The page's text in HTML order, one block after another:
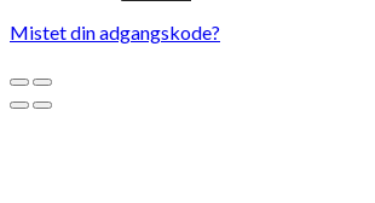
Mistet din adgangskode?